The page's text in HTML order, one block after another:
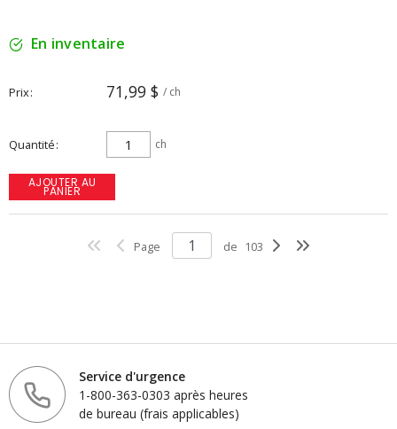
En inventaire
Prix 71,99 $ / ch
Quantité ch
AJOUTER AU
PANIER
Page de 103
Service d'urgence
1-800-363-0303 après heures
de bureau (frais applicables)